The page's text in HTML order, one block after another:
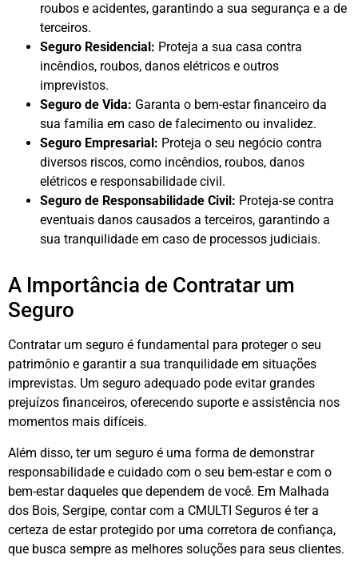
roubos e acidentes, garantindo a sua segurança e a de
terceiros.
Seguro Residencial: Proteja a sua casa contra
incêndios, roubos, danos elétricos e outros
imprevistos.
Seguro de Vida: Garanta o bem-estar financeiro da
sua família em caso de falecimento ou invalidez.
Seguro Empresarial: Proteja o seu negócio contra
diversos riscos, como incêndios, roubos, danos
elétricos e responsabilidade civil.
Seguro de Responsabilidade Civil: Proteja-se contra
eventuais danos causados a terceiros, garantindo a
sua tranquilidade em caso de processos judiciais.
A Importância de Contratar um
Seguro
Contratar um seguro é fundamental para proteger o seu
patrimônio e garantir a sua tranquilidade em situações
imprevistas. Um seguro adequado pode evitar grandes
prejuízos financeiros, oferecendo suporte e assistência nos
momentos mais difíceis.
Além disso, ter um seguro é uma forma de demonstrar
responsabilidade e cuidado com o seu bem-estar e com o
bem-estar daqueles que dependem de você. Em Malhada
dos Bois, Sergipe, contar com a CMULTI Seguros é ter a
certeza de estar protegido por uma corretora de confiança,
que busca sempre as melhores soluções para seus clientes.